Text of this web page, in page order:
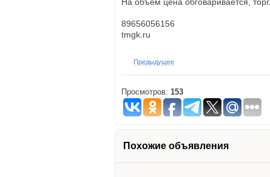
89656056156
tmgk.ru
Предыдущее
Просмотров: 153
Похожие объявления